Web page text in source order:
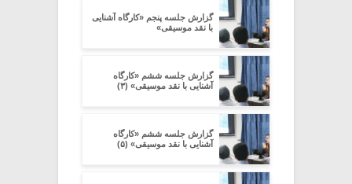
گزارش جلسه پنجم «کارگاه آشنایی
با نقد موسیقی»
گزارش جلسه ششم «کارگاه
آشنایی با نقد موسیقی» (۳)
گزارش جلسه ششم «کارگاه
آشنایی با نقد موسیقی» (۵)